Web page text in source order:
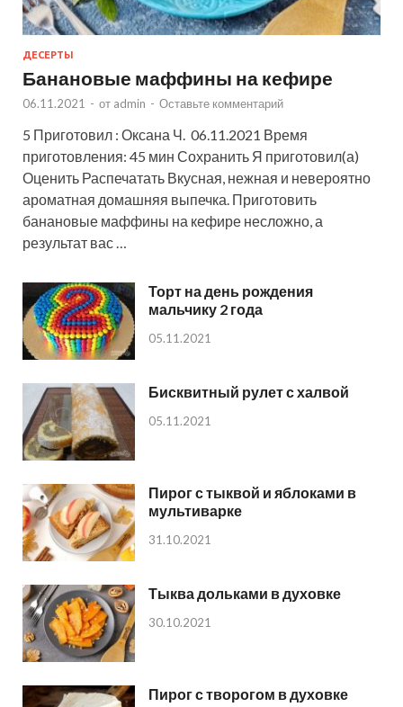
ДЕСЕРТЫ
Банановые маффины на кефире
06.11.2021 - от admin - Оставьте комментарий
5 Приготовил : Оксана Ч. 06.11.2021 Время
приготовления: 45 мин Сохранить Я приготовил(а)
Оценить Распечатать Вкусная, нежная и невероятно
ароматная домашняя выпечка. Приготовить
банановые маффины на кефире несложно, а
результат вас …
Торт на день рождения
мальчику 2 года
05.11.2021
Бисквитный рулет с халвой
05.11.2021
Пирог с тыквой и яблоками в
мультиварке
31.10.2021
Тыква дольками в духовке
30.10.2021
Пирог с творогом в духовке